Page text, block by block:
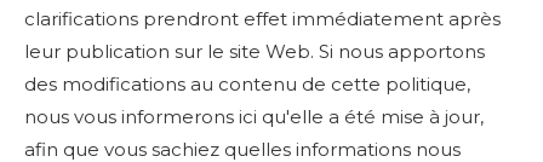
clarifications prendront effet immédiatement après
leur publication sur le site Web. Si nous apportons
des modifications au contenu de cette politique,
nous vous informerons ici qu'elle a été mise à jour,
afin que vous sachiez quelles informations nous